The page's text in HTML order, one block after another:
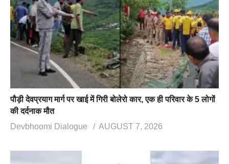
पौड़ी देवप्रयाग मार्ग पर खाई में गिरी बोलेरो कार, एक ही परिवार के 5 लोगों
की दर्दनाक मौत
Devbhoomi Dialogue
AUGUST 7, 2026